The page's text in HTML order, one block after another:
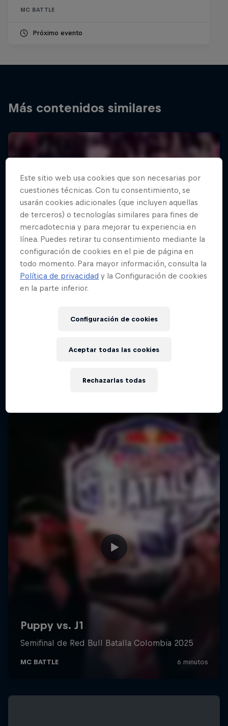
MC BATTLE
Próximo evento
Más contenidos similares
Este sitio web usa cookies que son necesarias por
cuestiones técnicas. Con tu consentimiento, se
usarán cookies adicionales (que incluyen aquellas
de terceros) o tecnologías similares para fines de
mercadotecnia y para mejorar tu experiencia en
línea. Puedes retirar tu consentimiento mediante la
configuración de cookies en el pie de página en
todo momento. Para mayor información, consulta la
Política de privacidad y la Configuración de cookies
en la parte inferior.
Configuración de cookies
Rechazarlas todas
Aceptar todas las cookies